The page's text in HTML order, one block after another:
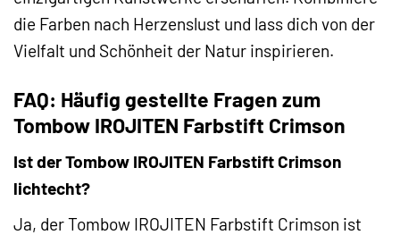
die Farben nach Herzenslust und lass dich von der
Vielfalt und Schönheit der Natur inspirieren.
FAQ: Häufig gestellte Fragen zum
Tombow IROJITEN Farbstift Crimson
Ist der Tombow IROJITEN Farbstift Crimson
lichtecht?
Ja, der Tombow IROJITEN Farbstift Crimson ist